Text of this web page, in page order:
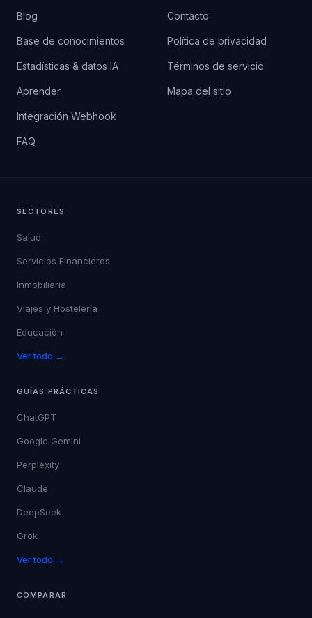
Blog
Base de conocimientos
Estadísticas & datos IA
Aprender
Integración Webhook
FAQ
Contacto
Política de privacidad
Términos de servicio
Mapa del sitio
SECTORES
Salud
Servicios Financieros
Inmobiliaria
Viajes y Hostelería
Educación
Ver todo →
GUÍAS PRÁCTICAS
ChatGPT
Google Gemini
Perplexity
Claude
DeepSeek
Grok
Ver todo →
COMPARAR